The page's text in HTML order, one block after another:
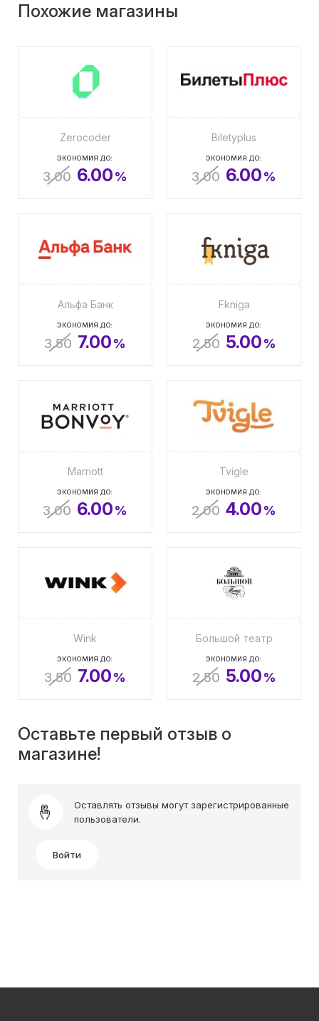
Похожие магазины
Zerocoder
ЭКОНОМИЯ ДО:
3.00 6.00%
Biletyplus
ЭКОНОМИЯ ДО:
3.00 6.00%
Альфа Банк
ЭКОНОМИЯ ДО:
3.50 7.00%
Fkniga
ЭКОНОМИЯ ДО:
2.50 5.00%
Marriott
ЭКОНОМИЯ ДО:
3.00 6.00%
Tvigle
ЭКОНОМИЯ ДО:
2.00 4.00%
Wink
ЭКОНОМИЯ ДО:
3.50 7.00%
Большой театр
ЭКОНОМИЯ ДО:
2.50 5.00%
Оставьте первый отзыв о
магазине!
Оставлять отзывы могут зарегистрированные
пользователи.
Войти